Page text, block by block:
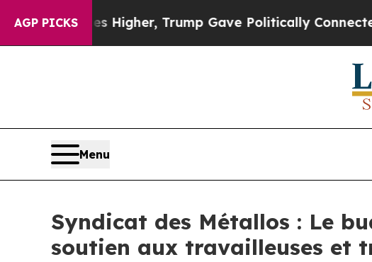
AGP PICKS
Prices Higher, Trump Gave Politically Connected oil
Menu
Syndicat des Métallos : Le
soutien aux travailleuses et